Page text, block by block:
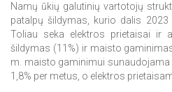
Namų ūkių galutinių vartotojų
patalpų šildymas, kurio dalis 2023
Toliau seka elektros prietaisai ir
šildymas (11%) ir maisto
m. maisto gaminimui
1,8% per metus, o elektros